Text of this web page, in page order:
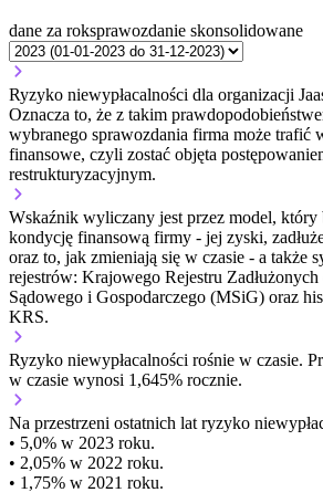
dane za roksprawozdanie skonsolidowane
Ryzyko niewypłacalności dla organizacji
Oznacza to, że z takim
wybranego sprawozdania firma może trafić
finansowe, czyli zostać objęta
restrukturyzacyjnym.
Wskaźnik wyliczany jest przez model, który
kondycję finansową firmy - jej zyski,
oraz to, jak zmieniają się w czasie - a także
rejestrów: Krajowego Rejestru
Sądowego i Gospodarczego (MSiG) oraz
KRS.
Ryzyko niewypłacalności rośnie w czasie.
w czasie wynosi 1,645% rocznie.
Na przestrzeni ostatnich lat ryzyko
• 5,0% w 2023 roku.
• 2,05% w 2022 roku.
• 1,75% w 2021 roku.